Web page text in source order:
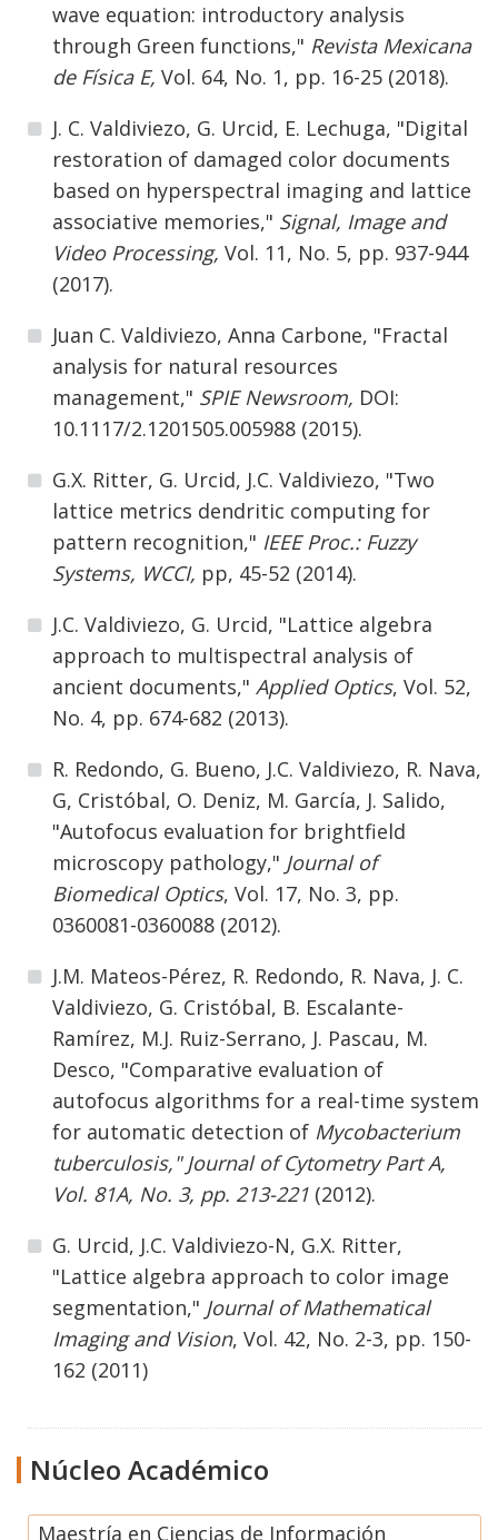
wave equation: introductory analysis
through Green functions," Revista Mexicana
de Física E, Vol. 64, No. 1, pp. 16-25 (2018).
J. C. Valdiviezo, G. Urcid, E. Lechuga, "Digital
restoration of damaged color documents
based on hyperspectral imaging and lattice
associative memories," Signal, Image and
Video Processing, Vol. 11, No. 5, pp. 937-944
(2017).
Juan C. Valdiviezo, Anna Carbone, "Fractal
analysis for natural resources
management," SPIE Newsroom, DOI:
10.1117/2.1201505.005988 (2015).
G.X. Ritter, G. Urcid, J.C. Valdiviezo, "Two
lattice metrics dendritic computing for
pattern recognition," IEEE Proc.: Fuzzy
Systems, WCCI, pp, 45-52 (2014).
J.C. Valdiviezo, G. Urcid, "Lattice algebra
approach to multispectral analysis of
ancient documents," Applied Optics, Vol. 52,
No. 4, pp. 674-682 (2013).
R. Redondo, G. Bueno, J.C. Valdiviezo, R. Nava,
G, Cristóbal, O. Deniz, M. García, J. Salido,
"Autofocus evaluation for brightfield
microscopy pathology," Journal of
Biomedical Optics, Vol. 17, No. 3, pp.
0360081-0360088 (2012).
J.M. Mateos-Pérez, R. Redondo, R. Nava, J. C.
Valdiviezo, G. Cristóbal, B. Escalante-
Ramírez, M.J. Ruiz-Serrano, J. Pascau, M.
Desco, "Comparative evaluation of
autofocus algorithms for a real-time system
for automatic detection of Mycobacterium
tuberculosis," Journal of Cytometry Part A,
Vol. 81A, No. 3, pp. 213-221(2012).
G. Urcid, J.C. Valdiviezo-N, G.X. Ritter,
"Lattice algebra approach to color image
segmentation," Journal of Mathematical
Imaging and Vision, Vol. 42, No. 2-3, pp. 150-
162 (2011)
Núcleo Académico
Maestría en Ciencias de Información